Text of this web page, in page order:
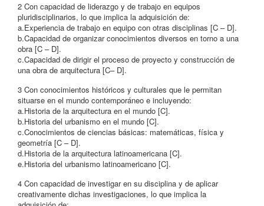
2 Con capacidad de liderazgo y de trabajo en equipos
pluridisciplinarios, lo que implica la adquisición de:
a.Experiencia de trabajo en equipo con otras disciplinas [C – D].
b.Capacidad de organizar conocimientos diversos en torno a una
obra [C – D].
c.Capacidad de dirigir el proceso de proyecto y construcción de
una obra de arquitectura [C– D].
3 Con conocimientos históricos y culturales que le permitan
situarse en el mundo contemporáneo e incluyendo:
a.Historia de la arquitectura en el mundo [C].
b.Historia del urbanismo en el mundo [C].
c.Conocimientos de ciencias básicas: matemáticas, física y
geometría [C – D].
d.Historia de la arquitectura latinoamericana [C].
e.Historia del urbanismo latinoamericano [C].
4 Con capacidad de investigar en su disciplina y de aplicar
creativamente dichas investigaciones, lo que implica la